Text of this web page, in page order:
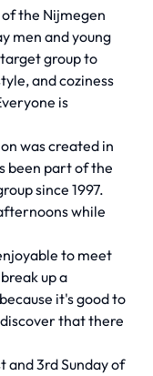
the Nijmegen
men and young
group to
and coziness
is
was created in
been part of the
since 1997.
while
to meet
up a
it's good to
that there
and 3rd Sunday of